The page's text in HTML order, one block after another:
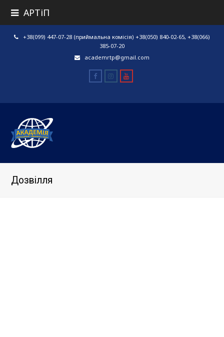
АРТіП
+38(099) 447-07-28 (приймальна комісія) +38(050) 840-02-65, +38(066)
385-07-20
academrtp@gmail.com
FacebookInstagram
Дозвілля